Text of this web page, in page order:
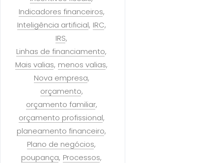
Indicadores financeiros
Inteligência artificial IRC
IRS
Linhas de financiamento
Mais valias menos valias
Nova empresa
orçamento
orçamento familiar
orçamento profissional
planeamento financeiro
Plano de negócios
poupança Processos